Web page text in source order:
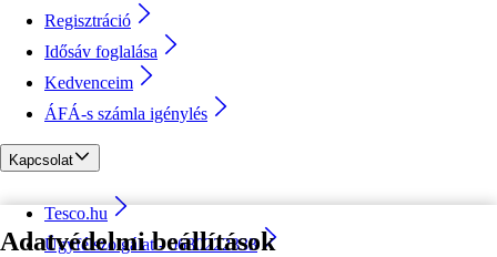
Adatvédelmi beállítások
Regisztráció
Idősáv foglalása
Kedvenceim
ÁFÁ-s számla igénylés
Kapcsolat
Tesco.hu
Ügyfélszolgálat - 0680222333